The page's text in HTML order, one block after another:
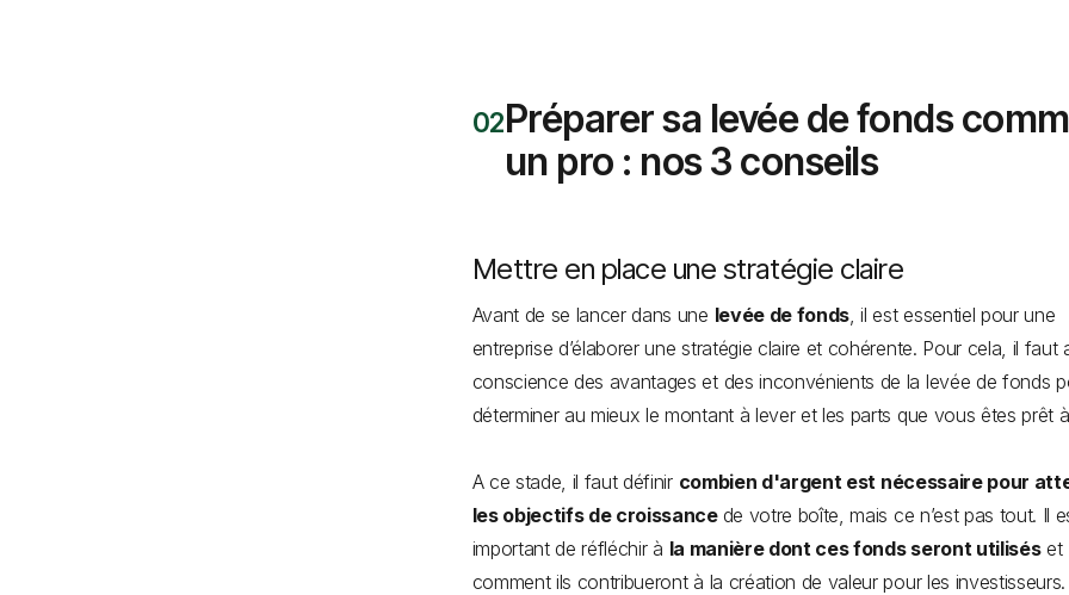
Préparer sa levée de fonds
un pro : nos 3 conseils
Mettre en place une stratégie claire
Avant de se lancer dans une levée de fonds, il est essentiel pour une
entreprise d’élaborer une stratégie claire et cohérente. Pour cela, il faut
conscience des avantages et des inconvénients de la levée de fonds
déterminer au mieux le montant à lever et les parts que vous êtes prêt
A ce stade, il faut définir combien d'argent est nécessaire pour
les objectifs de croissance de votre boîte, mais ce n’est pas tout. Il
important de réfléchir à la manière dont ces fonds seront utiliséset
comment ils contribueront à la création de valeur pour les investisseurs.